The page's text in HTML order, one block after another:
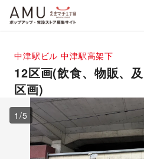
中津駅ビル 中津駅高架下
12区画(飲食、物販、
区画)
1 /5